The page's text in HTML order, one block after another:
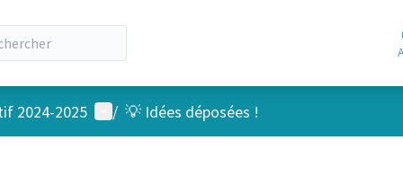
2024-2025 Menu utilisateur
/ 💡 Idées déposées !